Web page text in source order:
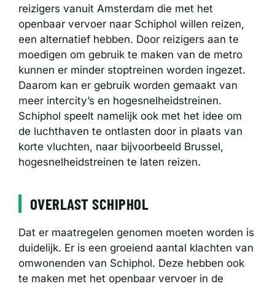
reizigers vanuit Amsterdam die met het
openbaar vervoer naar Schiphol willen reizen,
een alternatief hebben. Door reizigers aan te
moedigen om gebruik te maken van de metro
kunnen er minder stoptreinen worden ingezet.
Daarom kan er gebruik worden gemaakt van
meer intercity’s en hogesnelheidstreinen.
Schiphol speelt namelijk ook met het idee om
de luchthaven te ontlasten door in plaats van
korte vluchten, naar bijvoorbeeld Brussel,
hogesnelheidstreinen te laten reizen.
OVERLAST SCHIPHOL
Dat er maatregelen genomen moeten worden is
duidelijk. Er is een groeiend aantal klachten van
omwonenden van Schiphol. Deze hebben ook
te maken met het openbaar vervoer in de